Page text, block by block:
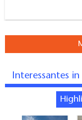
Interessantes